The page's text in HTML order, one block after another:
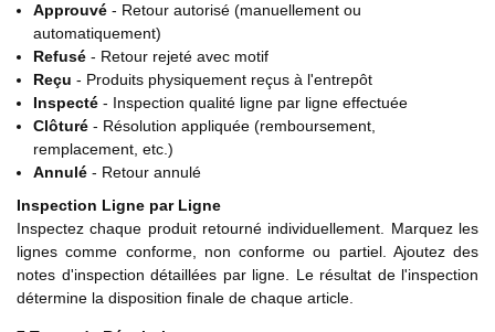
Approuvé - Retour autorisé (manuellement ou
automatiquement)
Refusé - Retour rejeté avec motif
Reçu - Produits physiquement reçus à l'entrepôt
Inspecté - Inspection qualité ligne par ligne effectuée
Clôturé - Résolution appliquée (remboursement,
remplacement, etc.)
Annulé - Retour annulé
Inspection Ligne par Ligne
Inspectez chaque produit retourné individuellement. Marquez les
lignes comme conforme, non conforme ou partiel. Ajoutez des
notes d'inspection détaillées par ligne. Le résultat de l'inspection
détermine la disposition finale de chaque article.